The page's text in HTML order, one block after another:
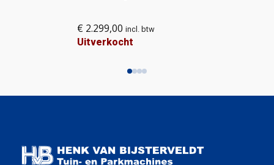
€ 2.299,00 incl. btw
Uitverkocht